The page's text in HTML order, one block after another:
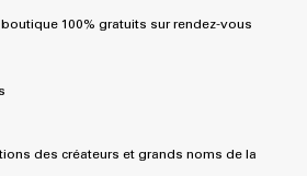
100% gratuits sur rendez-vous
des créateurs et grands noms de la